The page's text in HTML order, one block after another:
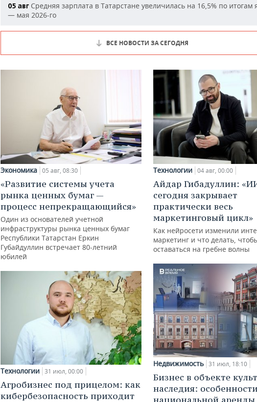
05 авг Средняя зарплата в Татарстане увеличилась на 16,5% по итогам
— мая 2026-го
ВСЕ НОВОСТИ ЗА СЕГОДНЯ
Экономика 05 авг, 08:30
«Развитие системы учета
рынка ценных бумаг —
процесс непрекращающийся»
Один из основателей учетной
инфраструктуры рынка ценных бумаг
Республики Татарстан Еркин
Губайдуллин встречает 80-летний
юбилей
Технологии 31 июл, 00:00
Агробизнес под прицелом: как
кибербезопасность приходит
Технологии 04 авг, 00:00
Айдар Гибадуллин:
сегодня закрывает
практически весь
маркетинговый цикл»
Как нейросети изменили
маркетинг и что делать,
оставаться на гребне волны
Недвижимость 31 июл, 18:10
Бизнес в объекте
наследия: